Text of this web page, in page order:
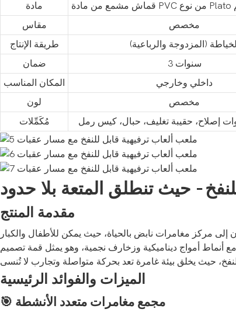
مادة
مقاس
مخصص
طريقة الإنتاج
الخياطة (المزدوجة والرباعية)
ضمان
3 سنوات
المكان المناسب
داخلي وخارجي
لون
مخصص
مُكَمِّلات
إصلاح، حقيبة تغليف، حبال، كيس رمل
مقدمة المنتج
إلى مركز مغامرات نابض بالحياة، حيث يمكن للأطفال والكبار
مع أنماط أمواج ديناميكية وزخارف نجمية، وهو يمثل قمة تصميم
الميزات والفوائد الرئيسية
🎯 مجمع مغامرات متعدد الأنشطة